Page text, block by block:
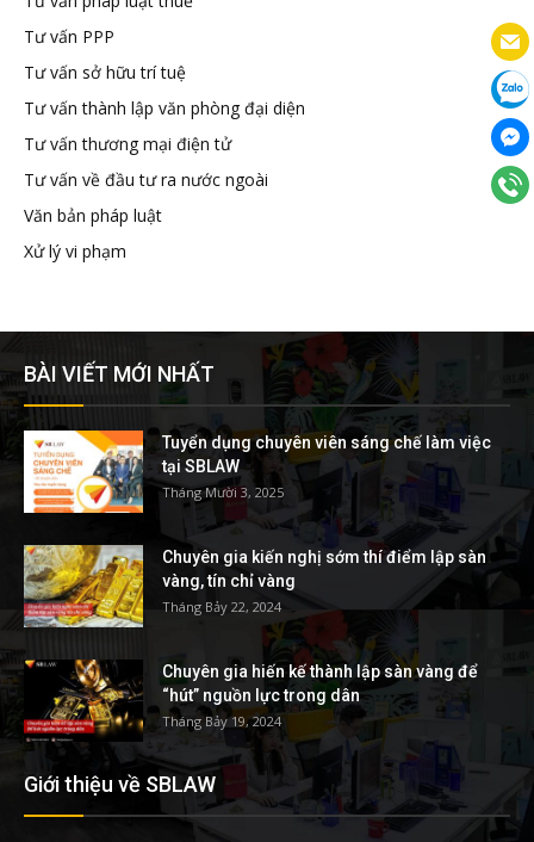
Tư vấn PPP
Tư vấn sở hữu trí tuệ
Tư vấn thành lập văn phòng đại diện
Tư vấn thương mại điện tử
Tư vấn về đầu tư ra nước ngoài
Văn bản pháp luật
Xử lý vi phạm
BÀI VIẾT MỚI NHẤT
Tuyển dụng chuyên viên sáng chế làm việc
tại SBLAW
Tháng Mười 3, 2025
Chuyên gia kiến nghị sớm thí điểm lập sàn
vàng, tín chỉ vàng
Tháng Bảy 22, 2024
Chuyên gia hiến kế thành lập sàn vàng để
“hút” nguồn lực trong dân
Tháng Bảy 19, 2024
Giới thiệu về SBLAW